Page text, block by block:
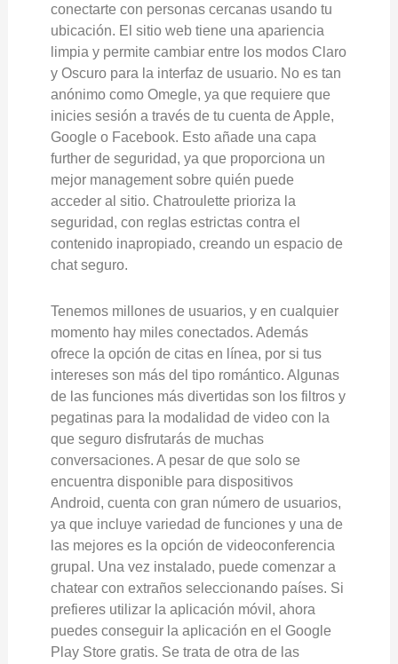
conectarte con personas cercanas usando tu
ubicación. El sitio web tiene una apariencia
limpia y permite cambiar entre los modos Claro
y Oscuro para la interfaz de usuario. No es tan
anónimo como Omegle, ya que requiere que
inicies sesión a través de tu cuenta de Apple,
Google o Facebook. Esto añade una capa
further de seguridad, ya que proporciona un
mejor management sobre quién puede
acceder al sitio. Chatroulette prioriza la
seguridad, con reglas estrictas contra el
contenido inapropiado, creando un espacio de
chat seguro.
Tenemos millones de usuarios, y en cualquier
momento hay miles conectados. Además
ofrece la opción de citas en línea, por si tus
intereses son más del tipo romántico. Algunas
de las funciones más divertidas son los filtros y
pegatinas para la modalidad de video con la
que seguro disfrutarás de muchas
conversaciones. A pesar de que solo se
encuentra disponible para dispositivos
Android, cuenta con gran número de usuarios,
ya que incluye variedad de funciones y una de
las mejores es la opción de videoconferencia
grupal. Una vez instalado, puede comenzar a
chatear con extraños seleccionando países. Si
prefieres utilizar la aplicación móvil, ahora
puedes conseguir la aplicación en el Google
Play Store gratis. Se trata de otra de las